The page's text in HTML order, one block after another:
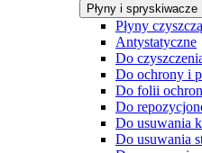
Płyny i spryskiwacze
Płyny
Antystatyczne
Do
Do ochrony i
Do folii
Do
Do usuwania
Do usuwania